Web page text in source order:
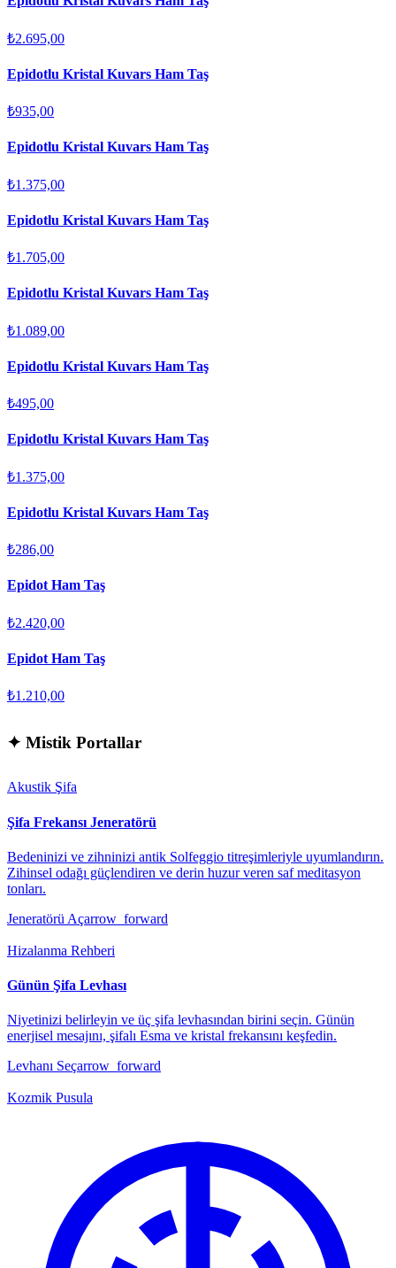
₺2.695,00
Epidotlu Kristal Kuvars Ham Taş
₺935,00
Epidotlu Kristal Kuvars Ham Taş
₺1.375,00
Epidotlu Kristal Kuvars Ham Taş
₺1.705,00
Epidotlu Kristal Kuvars Ham Taş
₺1.089,00
Epidotlu Kristal Kuvars Ham Taş
₺495,00
Epidotlu Kristal Kuvars Ham Taş
₺1.375,00
Epidotlu Kristal Kuvars Ham Taş
₺286,00
Epidot Ham Taş
₺2.420,00
Epidot Ham Taş
₺1.210,00
✦ Mistik Portallar
Akustik Şifa
Şifa Frekansı Jeneratörü
Bedeninizi ve zihninizi antik Solfeggio titreşimleriyle uyumlandırın.
Zihinsel odağı güçlendiren ve derin huzur veren saf meditasyon
tonları.
Jeneratörü Açarrow_forward
Hizalanma Rehberi
Günün Şifa Levhası
Niyetinizi belirleyin ve üç şifa levhasından birini seçin. Günün
enerjisel mesajını, şifalı Esma ve kristal frekansını keşfedin.
Levhanı Seçarrow_forward
Kozmik Pusula